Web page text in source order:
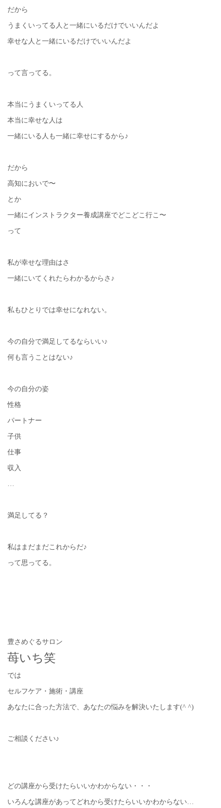
だから
うまくいってる人と一緒にいるだけでいいんだよ
幸せな人と一緒にいるだけでいいんだよ
って言ってる。
本当にうまくいってる人
本当に幸せな人は
一緒にいる人も一緒に幸せにするから♪
だから
高知においで〜
とか
一緒にインストラクター養成講座でどこどこ行こ〜
って
私が幸せな理由はさ
一緒にいてくれたらわかるからさ♪
私もひとりでは幸せになれない。
今の自分で満足してるならいい♪
何も言うことはない♪
今の自分の姿
性格
パートナー
子供
仕事
収入
…
満足してる？
私はまだまだこれからだ♪
って思ってる。
豊さめぐるサロン
苺いち笑
では
セルフケア・施術・講座
あなたに合った方法で、あなたの悩みを解決いたします(^ ^)
ご相談ください♪
どの講座から受けたらいいかわからない・・・
いろんな講座があってどれから受けたらいいかわからない…